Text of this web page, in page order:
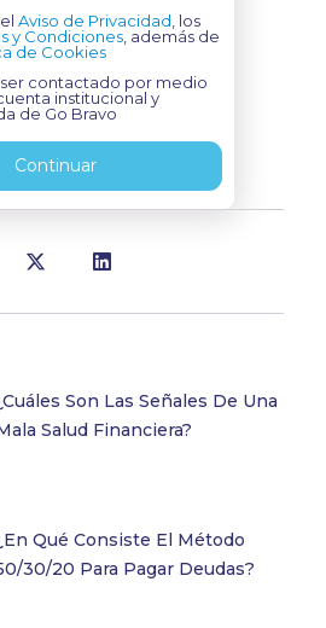
elAviso de Privacidad, los
y Condiciones, además de
de Cookies
contactado por medio
institucional y
de Go Bravo
Continuar
Son Las Señales De Una
Salud Financiera?
Qué Consiste El Método
30/20 Para Pagar Deudas?